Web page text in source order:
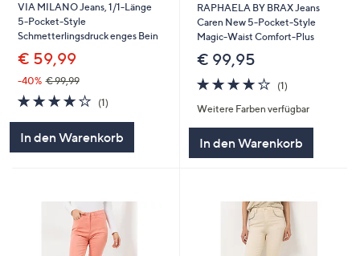
VIA MILANO Jeans, 1/1-Länge
5-Pocket-Style
Schmetterlingsdruck enges Bein
€ 59,99
-40% € 99,99
4.0
von
(1)1
In den Warenkorb
RAPHAELA BY BRAX Jeans
Caren New 5-Pocket-Style
Magic-Waist Comfort-Plus
€ 99,95
4.0
von
5
(1)1
Weitere Farben verfügbar
In den Warenkorb